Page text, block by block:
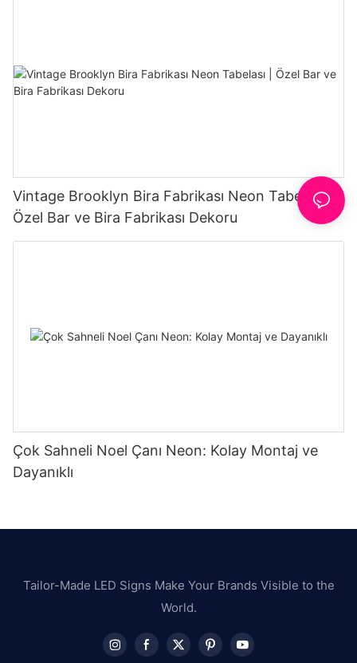
Vintage Brooklyn Bira Fabrikası Neon Tabelası |
Özel Bar ve Bira Fabrikası Dekoru
Çok Sahneli Noel Çanı Neon: Kolay Montaj ve
Dayanıklı
Tailor-Made LED Signs Make Your Brands Visible to the
World.